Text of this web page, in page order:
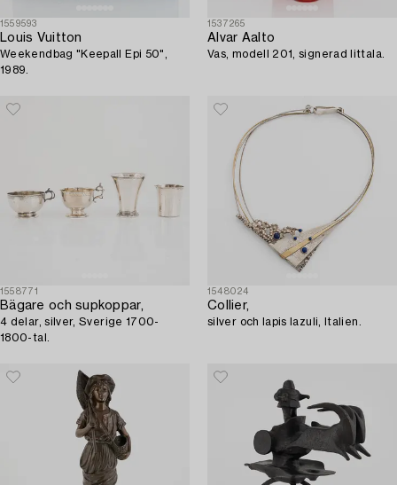
1559593
Louis Vuitton
Weekendbag "Keepall Epi 50",
1989.
1537265
Alvar Aalto
Vas, modell 201, signerad Iittala.
1558771
Bägare och supkoppar,
4 delar, silver, Sverige 1700-
1800-tal.
1548024
Collier,
silver och lapis lazuli, Italien.